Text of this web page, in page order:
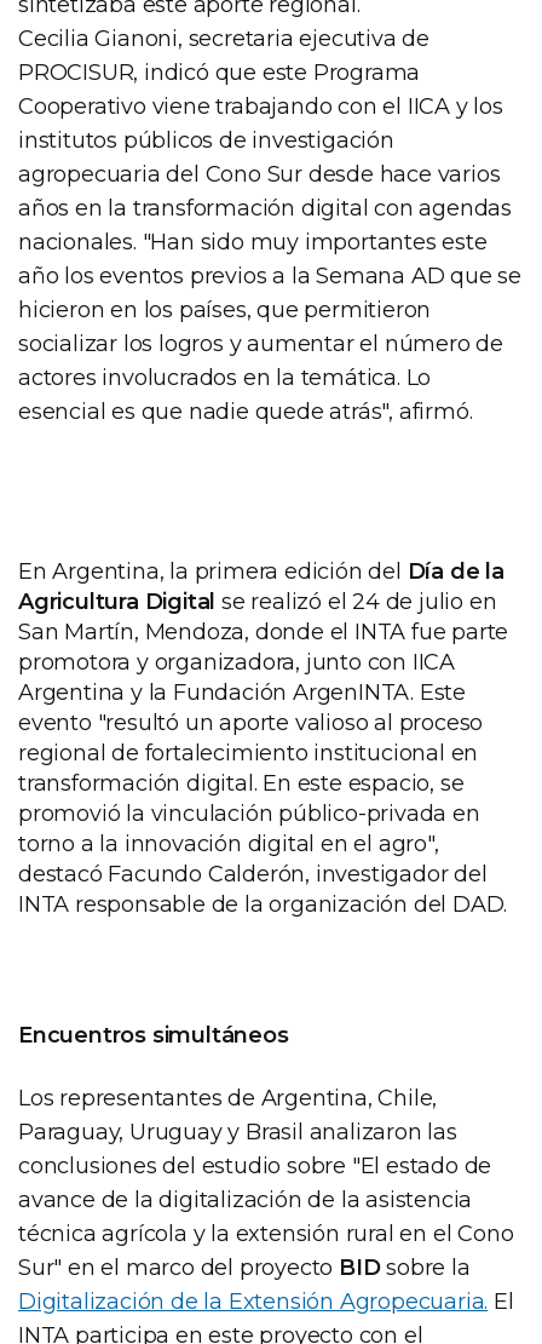
Cecilia Gianoni, secretaria ejecutiva de
PROCISUR, indicó que este Programa
Cooperativo viene trabajando con el IICA y los
institutos públicos de investigación
agropecuaria del Cono Sur desde hace varios
años en la transformación digital con agendas
nacionales. "Han sido muy importantes este
año los eventos previos a la Semana AD que se
hicieron en los países, que permitieron
socializar los logros y aumentar el número de
actores involucrados en la temática. Lo
esencial es que nadie quede atrás", afirmó.
En Argentina, la primera edición del Día de la
Agricultura Digital se realizó el 24 de julio en
San Martín, Mendoza, donde el INTA fue parte
promotora y organizadora, junto con IICA
Argentina y la Fundación ArgenINTA. Este
evento "resultó un aporte valioso al proceso
regional de fortalecimiento institucional en
transformación digital. En este espacio, se
promovió la vinculación público-privada en
torno a la innovación digital en el agro",
destacó Facundo Calderón, investigador del
INTA responsable de la organización del DAD.
Encuentros simultáneos
Los representantes de Argentina, Chile,
Paraguay, Uruguay y Brasil analizaron las
conclusiones del estudio sobre "El estado de
avance de la digitalización de la asistencia
técnica agrícola y la extensión rural en el Cono
Sur" en el marco del proyecto BIDsobre la
Digitalización de la Extensión Agropecuaria. El
INTA participa en este proyecto con el